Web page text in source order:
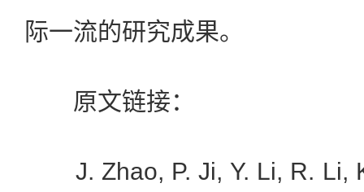
际一流的研究成果。
原文链接：
J. Zhao, P. Ji, Y. Li, R. Li,